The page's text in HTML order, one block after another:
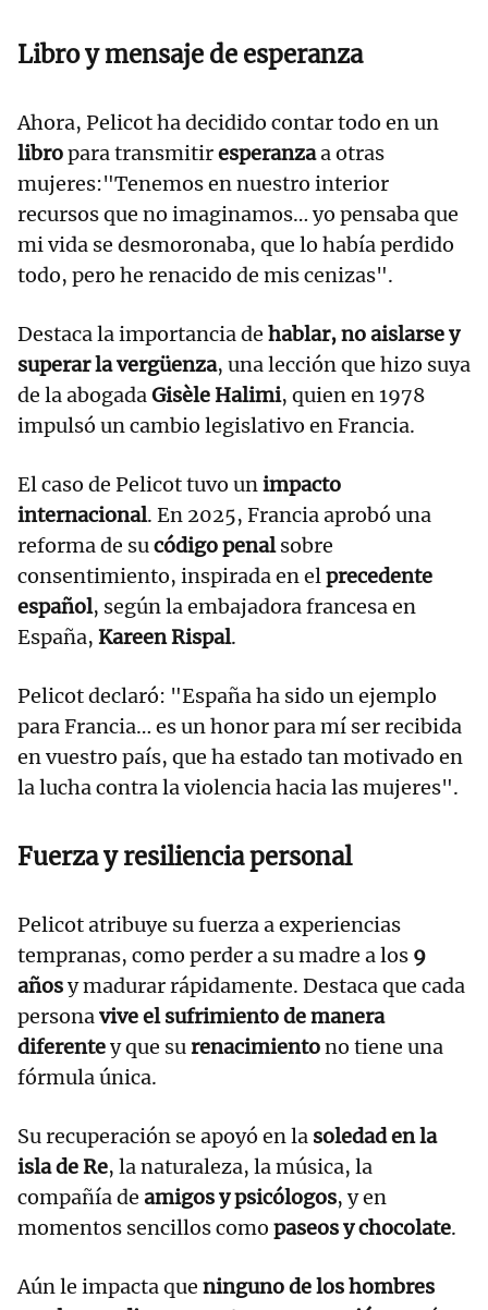
Libro y mensaje de esperanza
Ahora, Pelicot ha decidido contar todo en un
libropara transmitiresperanzaa otras
mujeres:"Tenemos en nuestro interior
recursos que no imaginamos… yo pensaba que
mi vida se desmoronaba, que lo había perdido
todo, pero he renacido de mis cenizas".
Destaca la importancia de hablar, no aislarse y
superar la vergüenza, una lección que hizo suya
de la abogadaGisèle Halimi, quien en 1978
impulsó un cambio legislativo en Francia.
El caso de Pelicot tuvo unimpacto
internacional. En 2025, Francia aprobó una
reforma de sucódigo penalsobre
consentimiento, inspirada en elprecedente
español, según la embajadora francesa en
España, Kareen Rispal.
Pelicot declaró: "España ha sido un ejemplo
para Francia… es un honor para mí ser recibida
en vuestro país, que ha estado tan motivado en
la lucha contra la violencia hacia las mujeres".
Fuerza y resiliencia personal
Pelicot atribuye su fuerza a experiencias
tempranas, como perder a su madre a los 9
añosy madurar rápidamente. Destaca que cada
personavive el sufrimiento de manera
diferentey que surenacimientono tiene una
fórmula única.
Su recuperación se apoyó en la soledad en la
isla de Re, la naturaleza, la música, la
compañía de amigos y psicólogos, y en
momentos sencillos como paseos y chocolate.
Aún le impacta que ninguno de los hombres